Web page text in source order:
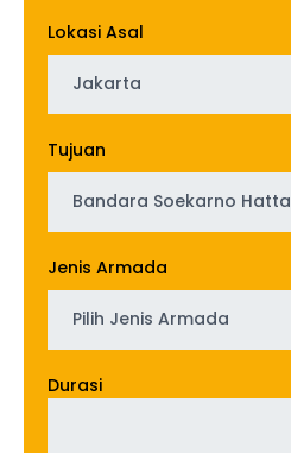
Lokasi Asal
Jakarta
Tujuan
Bandara Soekarno Hatta
Jenis Armada
Pilih Jenis Armada
Durasi